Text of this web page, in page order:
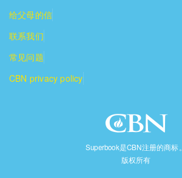
给父母的信
联系我们
常见问题
CBN privacy policy
Superbook是CBN注册的商标。
版权所有